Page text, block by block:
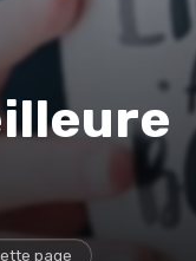
page